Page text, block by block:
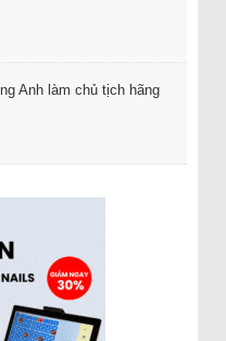
Anh làm chủ tịch hãng